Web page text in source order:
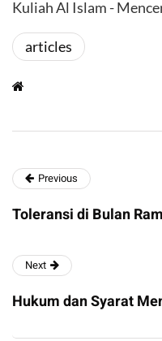
Kuliah Al Islam -
articles
Previous
Toleransi di Bulan
Next
Hukum dan Syarat